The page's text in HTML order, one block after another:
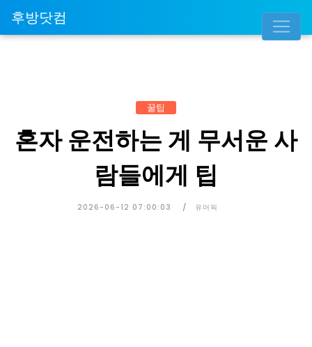
후방닷컴
꿀팁
혼자 운전하는 게 무서운 사
람들에게 팁
2026-06-12 07:00:03 유머픽